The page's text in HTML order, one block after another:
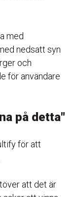
med
nedsatt syn
och
för användare
på detta"
för att
att det är